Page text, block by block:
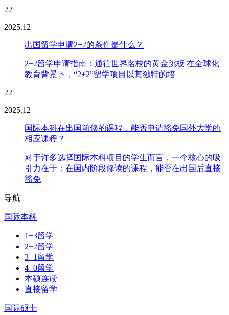
22
2025.12
出国留学申请2+2的条件是什么？
2+2留学申请指南：通往世界名校的黄金跳板 在全球化
教育背景下，“2+2”留学项目以其独特的培
22
2025.12
国际本科在出国前修的课程，能否申请豁免国外大学的
相应课程？
对于许多选择国际本科项目的学生而言，一个核心的吸
引力在于：在国内阶段修读的课程，能否在出国后直接
豁免
导航
国际本科
1+3留学
2+2留学
3+1留学
4+0留学
本硕连读
直接留学
国际硕士